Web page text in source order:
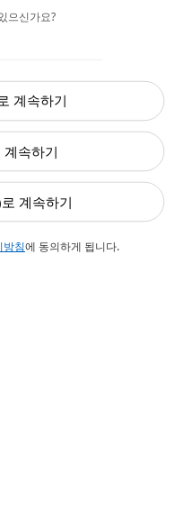
으신가요?
계속하기
속하기
계속하기
방침에 동의하게 됩니다.